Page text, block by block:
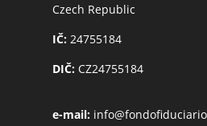
Czech Republic
IČ:24755184
DIČ:CZ24755184
e-mail: